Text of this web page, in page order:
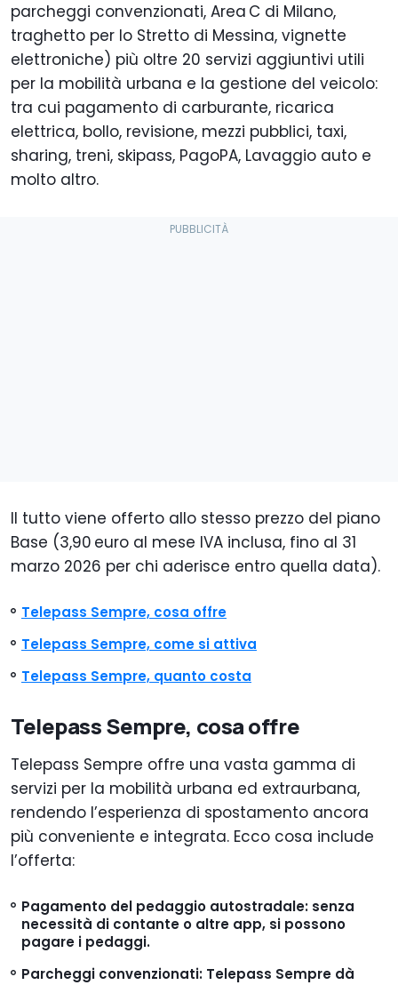
parcheggi convenzionati, Area C di Milano,
traghetto per lo Stretto di Messina, vignette
elettroniche) più oltre 20 servizi aggiuntivi utili
per la mobilità urbana e la gestione del veicolo:
tra cui pagamento di carburante, ricarica
elettrica, bollo, revisione, mezzi pubblici, taxi,
sharing, treni, skipass, PagoPA, Lavaggio auto e
molto altro.
Il tutto viene offerto allo stesso prezzo del piano
Base (3,90 euro al mese IVA inclusa, fino al 31
marzo 2026 per chi aderisce entro quella data).
Telepass Sempre, cosa offre
Telepass Sempre, come si attiva
Telepass Sempre, quanto costa
Telepass Sempre, cosa offre
Telepass Sempre offre una vasta gamma di
servizi per la mobilità urbana ed extraurbana,
rendendo l’esperienza di spostamento ancora
più conveniente e integrata. Ecco cosa include
l’offerta:
Pagamento del pedaggio autostradale: senza
necessità di contante o altre app, si possono
pagare i pedaggi.
Parcheggi convenzionati: Telepass Sempre dà